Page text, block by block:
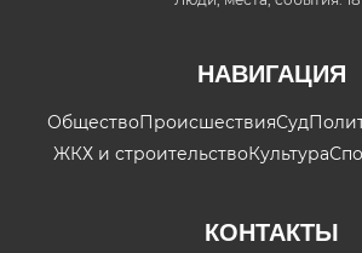
НАВИГАЦИЯ
ОбществоПроисшествияСуд
ЖКХ и строительствоКультура
КОНТАКТЫ